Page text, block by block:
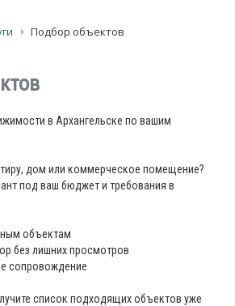
Подбор объектов
в Архангельске по вашим
дом или коммерческое помещение?
под ваш бюджет и требования в
объектам
без лишних просмотров
сопровождение
список подходящих объектов уже